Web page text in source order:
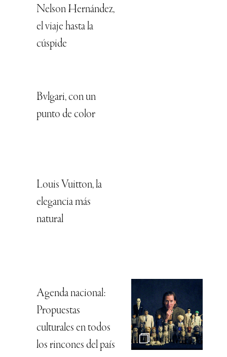
Nelson Hernández,
el viaje hasta la
cúspide
Bvlgari, con un
punto de color
Louis Vuitton, la
elegancia más
natural
Agenda nacional:
Propuestas
culturales en todos
los rincones del país